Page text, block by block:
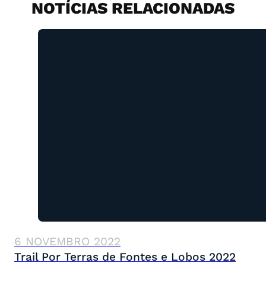
NOTÍCIAS RELACIONADAS
6 NOVEMBRO 2022
Trail Por Terras de Fontes e Lobos 2022